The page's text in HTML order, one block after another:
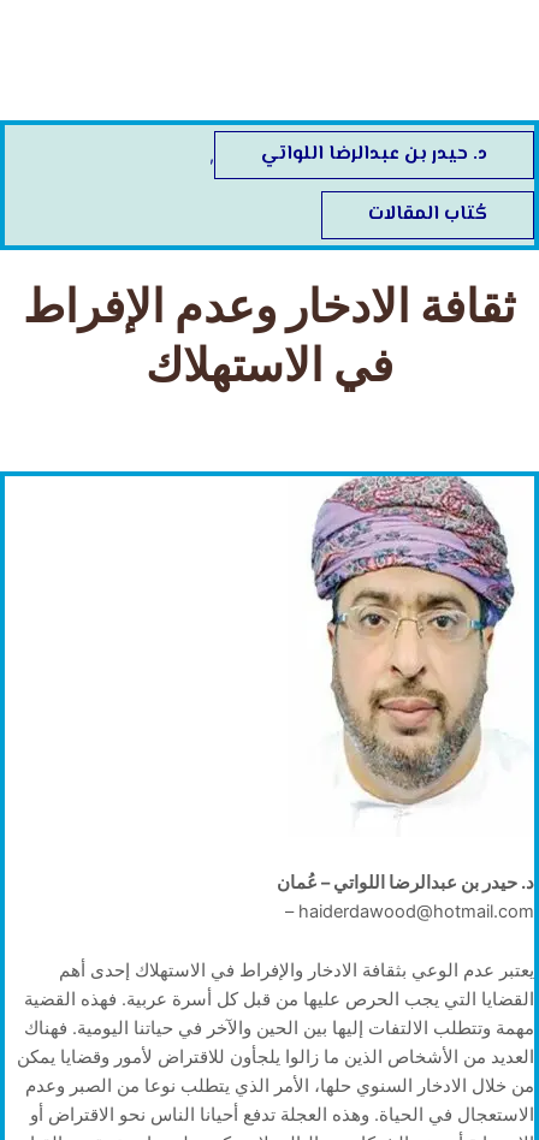
د. حيدر بن عبدالرضا اللواتي ,
كُتاب المقالات
ثقافة الادخار وعدم الإفراط
في الاستهلاك
د. حيدر بن عبدالرضا اللواتي – عُمان
haiderdawood@hotmail.com –
يعتبر عدم الوعي بثقافة الادخار والإفراط في الاستهلاك إحدى أهم
القضايا التي يجب الحرص عليها من قبل كل أسرة عربية. فهذه القضية
مهمة وتتطلب الالتفات إليها بين الحين والآخر في حياتنا اليومية. فهناك
العديد من الأشخاص الذين ما زالوا يلجأون للاقتراض لأمور وقضايا يمكن
من خلال الادخار السنوي حلها، الأمر الذي يتطلب نوعا من الصبر وعدم
الاستعجال في الحياة. وهذه العجلة تدفع أحيانا الناس نحو الاقتراض أو